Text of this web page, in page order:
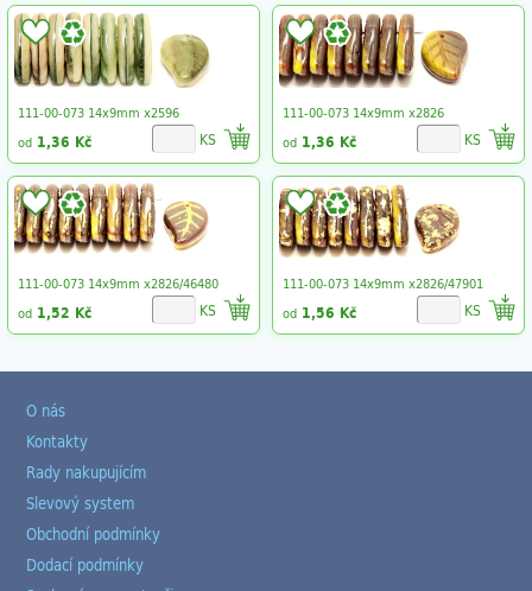
111-00-073 14x9mm x2596
od 1,36 Kč KS
111-00-073 14x9mm x2826
od 1,36 Kč KS
111-00-073 14x9mm x2826/46480
od 1,52 Kč KS
111-00-073 14x9mm x2826/47901
od 1,56 Kč KS
O nás
Kontakty
Rady nakupujícím
Slevový system
Obchodní podmínky
Dodací podmínky